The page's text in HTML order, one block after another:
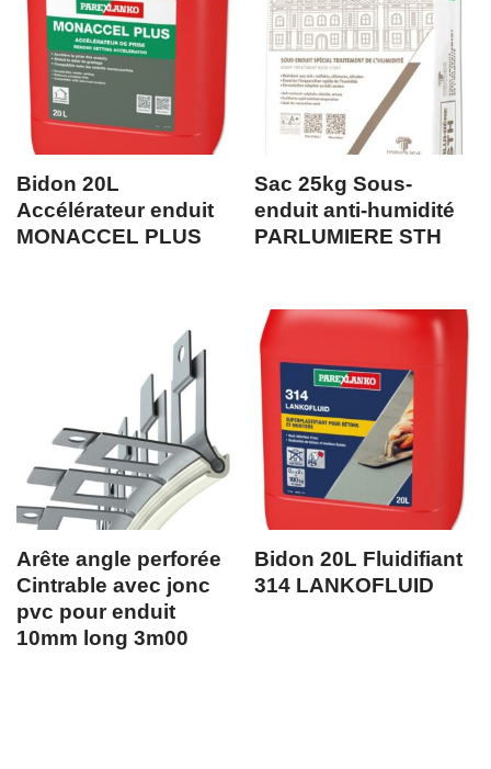
Bidon 20L
Accélérateur enduit
MONACCEL PLUS
Sac 25kg Sous-
enduit anti-humidité
PARLUMIERE STH
Arête angle perforée
Cintrable avec jonc
pvc pour enduit
10mm long 3m00
Bidon 20L Fluidifiant
314 LANKOFLUID